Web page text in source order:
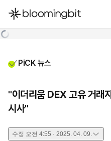
한국어
PiCK 뉴스
"이더리움 DEX 고유 거래
시사"
수정 오전 4:55 · 2025. 04. 09.